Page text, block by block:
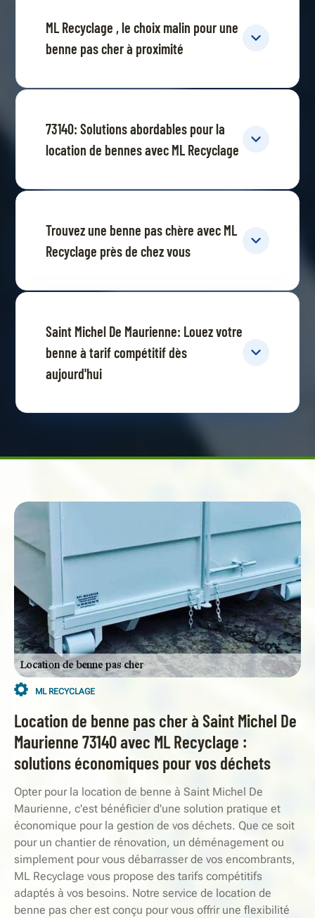
ML Recyclage , le choix malin pour une
benne pas cher à proximité
73140: Solutions abordables pour la
location de bennes avec ML Recyclage
Trouvez une benne pas chère avec ML
Recyclage près de chez vous
Saint Michel De Maurienne: Louez votre
benne à tarif compétitif dès
aujourd'hui
ML RECYCLAGE
Location de benne pas cher à Saint Michel De
Maurienne 73140 avec ML Recyclage :
solutions économiques pour vos déchets
Opter pour la location de benne à Saint Michel De
Maurienne, c'est bénéficier d'une solution pratique et
économique pour la gestion de vos déchets. Que ce soit
pour un chantier de rénovation, un déménagement ou
simplement pour vous débarrasser de vos encombrants,
ML Recyclage vous propose des tarifs compétitifs
adaptés à vos besoins. Notre service de location de
benne pas cher est conçu pour vous offrir une flexibilité